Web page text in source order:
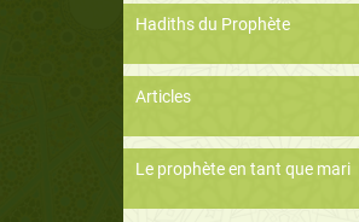
Hadiths du Prophète
Articles
Le prophète en tant que mari